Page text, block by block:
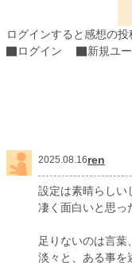
24h.ポイント 930 pt
初回完結日時
週間ポイント 8,815 pt
月間ポイント 45,260 pt
累計ポイント 6,122,066 pt
ログインすると感想の投
ログイン
新規ユ
2025.08.16ren
設定は素晴らしい
凄く面白いと思っ
足りないのは言葉
淡々と、ある事を